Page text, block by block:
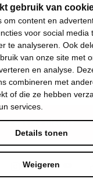
gebruik van
om content en
voor social media
te analyseren. Ook
van onze site met
en analyse.
combineren met
of die ze hebben
services.
Weigeren
Details tonen
Snel
de beweging
Algemeen
Laatste nieuws